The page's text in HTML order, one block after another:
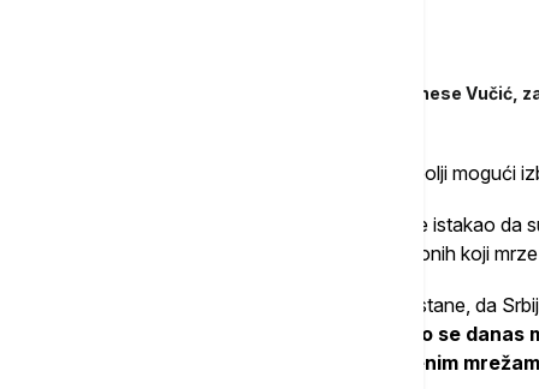
Vučević: Promene na bolje može da donese Vučić,
Glišić je rekao da u Kruševcu očekuje najbolji mogući
Član Predsedništva SNS Bratislav Gašić je istakao
dana trpeli tortutu u celoj zemlji od strane onih koji
"Vi danas pokazujete da Srbija ne želi da stane, da
Zato smo se danas
koje svakog dana plasiraju na društvenim